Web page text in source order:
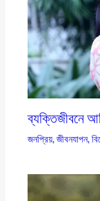
ব্যক্তিজীবনে
জনপ্রিয়,জীবনযাপন,